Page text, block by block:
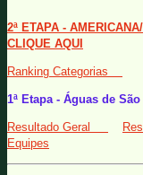
2ª ETAPA -
CLIQUE AQUI
Ranking Categorias
1ª Etapa - Águas de
Resultado Geral
Equipes